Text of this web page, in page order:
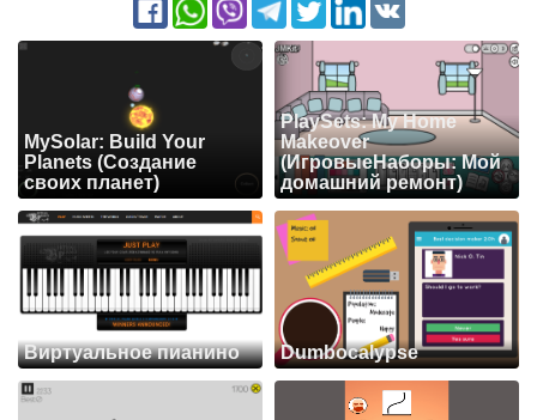
MySolar: Build Your
Planets (Создание
своих планет)
PlaySets: My Home
Makeover
(ИгровыеНаборы: Мой
домашний ремонт)
Виртуальное пианино Dumbocalypse